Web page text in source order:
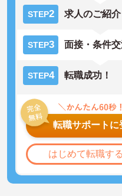
STEP2 求人のご紹介
STEP3 面接・条件
STEP4 転職成功！
転職サポートに
はじめて転職す